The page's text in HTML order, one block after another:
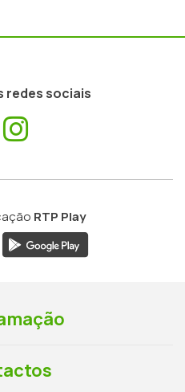
redes sociais
Facebook
RTP Play